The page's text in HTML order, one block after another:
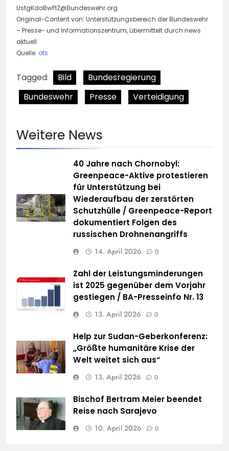
UstgKdoBwPIZ@Bundeswehr.org
Original-Content von: Unterstützungsbereich der Bundeswehr
– Presse- und Informationszentrum, übermittelt durch news
aktuell
Quelle: ots
Tagged: Bild
Bundesregierung
Bundeswehr
Presse Verteidigung
Weitere News
40 Jahre nach Chornobyl:
Greenpeace-Aktive protestieren
für Unterstützung bei
Wiederaufbau der zerstörten
Schutzhülle / Greenpeace-Report
dokumentiert Folgen des
russischen Drohnenangriffs
14. April 2026 0
Zahl der Leistungsminderungen
ist 2025 gegenüber dem Vorjahr
gestiegen / BA-Presseinfo Nr. 13
13. April 2026 0
Help zur Sudan-Geberkonferenz:
„Größte humanitäre Krise der
Welt weitet sich aus“
13. April 2026 0
Bischof Bertram Meier beendet
Reise nach Sarajevo
10. April 2026 0